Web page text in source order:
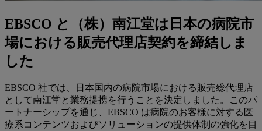
EBSCO と（株）南江堂は日本の病院市
場における販売代理店契約を締結しま
した
EBSCO 社では、日本国内の病院市場における販売総代理店
として南江堂と業務提携を行うことを決定しました。このパ
ートナーシップを通じ、EBSCO は病院のお客様に対する医
療系コンテンツおよびソリューションの提供体制の強化を目